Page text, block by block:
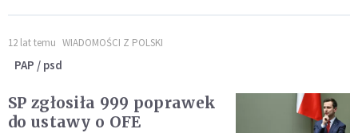
12 lat temu WIADOMOŚCI Z POLSKI
PAP / psd
SP zgłosiła 999 poprawek
do ustawy o OFE